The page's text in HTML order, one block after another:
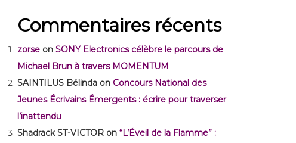
Commentaires récents
zorse on SONY Electronics célèbre le parcours de
Michael Brun à travers MOMENTUM
SAINTILUS Bélinda on Concours National des
Jeunes Écrivains Émergents : écrire pour traverser
l’inattendu
Shadrack ST-VICTOR on “L’Éveil de la Flamme” :